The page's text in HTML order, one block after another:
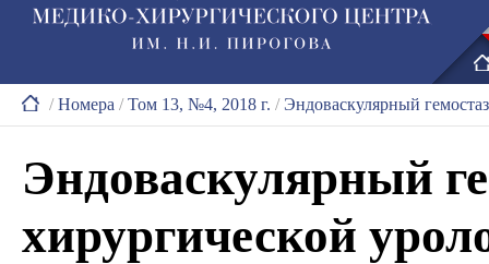
/Номера /Том 13, №4, 2018 г. / Эндоваскулярный
Эндоваскулярный
хирургической